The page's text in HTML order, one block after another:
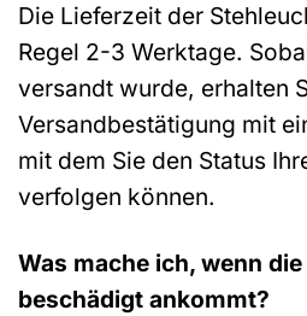
Die Lieferzeit der
Regel 2-3 Werktage.
versandt wurde, erhalten
Versandbestätigung mit
mit dem Sie den Status
verfolgen können.
Was mache ich, wenn
beschädigt ankommt?